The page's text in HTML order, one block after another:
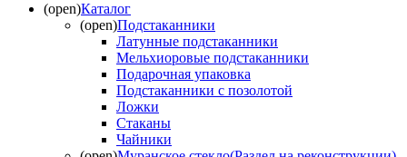
(open)Каталог
(open)Подстаканники
Латунные подстаканники
Мельхиоровые подстаканники
Подарочная упаковка
Подстаканники с позолотой
Ложки
Стаканы
Чайники